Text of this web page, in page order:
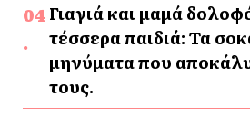
Γιαγιά και μαμά
τέσσερα παιδιά: Τα
μηνύματα που
τους.